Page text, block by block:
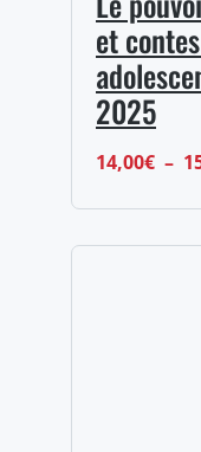
et
2025
14,00€ –